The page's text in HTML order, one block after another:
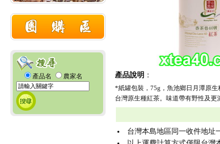
產品名 農家名 產品說明 ：
*紙罐包裝，75g，魚池鄉日月潭原
台灣原生種紅茶。味道帶有野性及
台灣本島地區同一收件地址